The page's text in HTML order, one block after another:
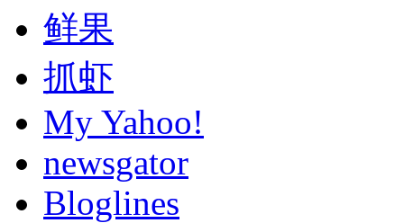
鲜果
抓虾
My Yahoo!
newsgator
Bloglines